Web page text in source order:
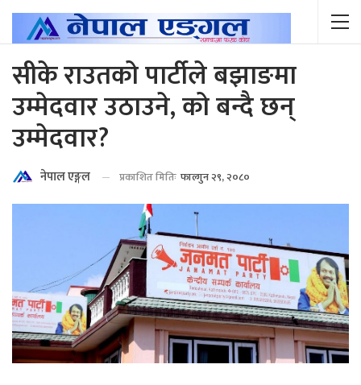
सीके राउतको पार्टीले बझाङमा
उम्मेदवार उठाउने, को बन्दै छन्
उम्मेदवार?
नेपाल एङ्गल प्रकाशित मितिः फाल्गुन २९, २०८०